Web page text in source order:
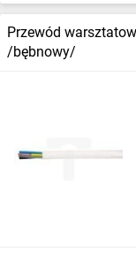
Przewód
/bębnowy/